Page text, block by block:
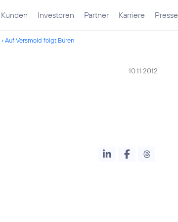
Kunden Investoren Partner Karriere Presse
Auf Versmold folgt Büren
10.11.2012